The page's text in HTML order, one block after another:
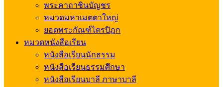
พระคาถาชินบัญชร
หมวดมหาเมตตาใหญ่
ยอดพระกัณฑ์ไตรปิฎก
หมวดหนังสือเรียน
หนังสือเรียนนักธรรม
หนังสือเรียนธรรมศึกษา
หนังสือเรียนบาลี ภาษาบาลี